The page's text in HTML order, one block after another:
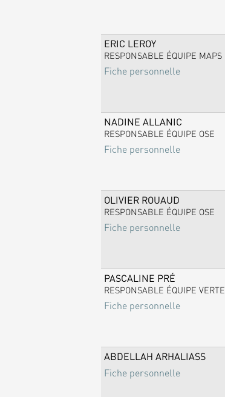
ERIC LEROY
RESPONSABLE ÉQUIPE MAPS
Fiche personnelle
NADINE ALLANIC
RESPONSABLE ÉQUIPE OSE
Fiche personnelle
OLIVIER ROUAUD
RESPONSABLE ÉQUIPE OSE
Fiche personnelle
PASCALINE PRÉ
RESPONSABLE ÉQUIPE VERTE
Fiche personnelle
ABDELLAH ARHALIASS
Fiche personnelle